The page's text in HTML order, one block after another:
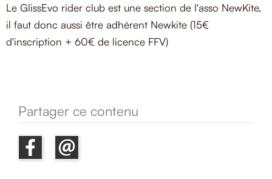
Le GlissEvo rider club est une section de l'asso NewKite,
il faut donc aussi être adhérent Newkite (15€
d'inscription + 60€ de licence FFV)
Partager ce contenu